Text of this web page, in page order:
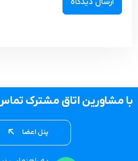
با مشاورین اتاق مشترک
پنل اعضا